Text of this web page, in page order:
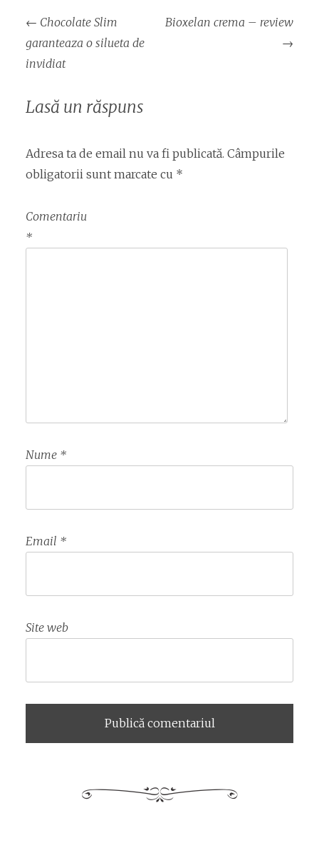
Navigare
articol
← Chocolate Slim
garanteaza o silueta de
invidiat
Bioxelan crema – review
→
Lasă un răspuns
Adresa ta de email nu va fi publicată. Câmpurile
obligatorii sunt marcate cu *
Comentariu
*
Nume *
Email *
Site web